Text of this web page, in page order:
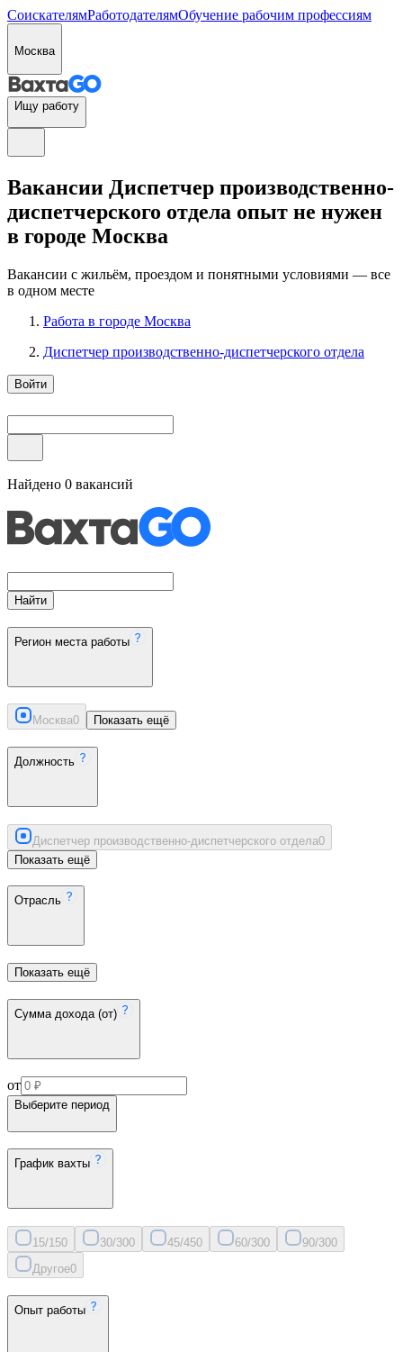
СоискателямРаботодателямОбучение рабочим профессиям
Москва
Ищу работу
Вакансии Диспетчер производственно-
диспетчерского отдела опыт не нужен
в городе Москва
Вакансии с жильём, проездом и понятными условиями — все
в одном месте
Работа в городе Москва
Диспетчер производственно-диспетчерского отдела
Войти
Найдено 0 вакансий
Найти
Регион места работы
Москва0 Показать ещё
Должность
Диспетчер производственно-диспетчерского отдела0
Показать ещё
Отрасль
Показать ещё
Сумма дохода (от)
от
Выберите период
График вахты
15/150 30/300 45/450 60/300 90/300
Другое0
Опыт работы